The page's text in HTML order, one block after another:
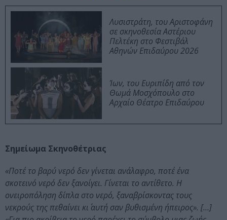
Λυσιστράτη, του Αριστοφάνη
σε σκηνοθεσία Αστέριου
Πελτέκη στο Φεστιβάλ
Αθηνών Επιδαύρου 2026
Ίων, του Ευριπίδη από τον
Θωμά Μοσχόπουλο στο
Αρχαίο Θέατρο Επιδαύρου
Σημείωμα Σκηνοθέτριας
«Ποτέ το βαρύ νερό δεν γίνεται ανάλαφρο, ποτέ ένα
σκοτεινό νερό δεν ξανοίγει. Γίνεται το αντίθετο. Η
ονειροπόληση δίπλα στο νερό, ξαναβρίσκοντας τους
νεκρούς της πεθαίνει κι΄ αυτή σαν βυθισμένη ήπειρος». […]